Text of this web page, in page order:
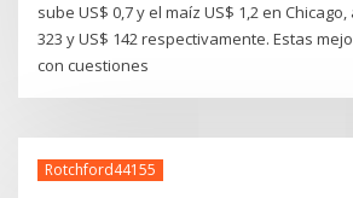
sube US$ 0,7 y el maíz US$ 1,2 en
323 y US$ 142 respectivamente. Estas
con cuestiones
Rotchford44155